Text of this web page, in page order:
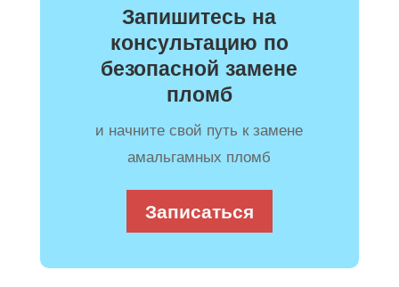
Запишитесь на
консультацию по
безопасной замене
пломб
и начните свой путь к замене
амальгамных пломб
Записаться